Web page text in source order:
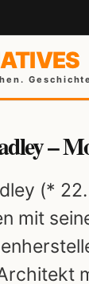
–
(*
mit